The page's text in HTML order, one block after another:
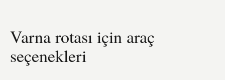
Varna rotası için araç
seçenekleri